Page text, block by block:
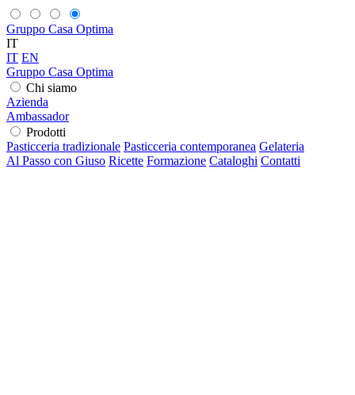
Gruppo Casa Optima
IT
IT EN
Gruppo Casa Optima
Chi siamo
Azienda
Ambassador
Prodotti
Pasticceria tradizionale Pasticceria contemporanea Gelateria
Al Passo con Giuso Ricette Formazione Cataloghi Contatti